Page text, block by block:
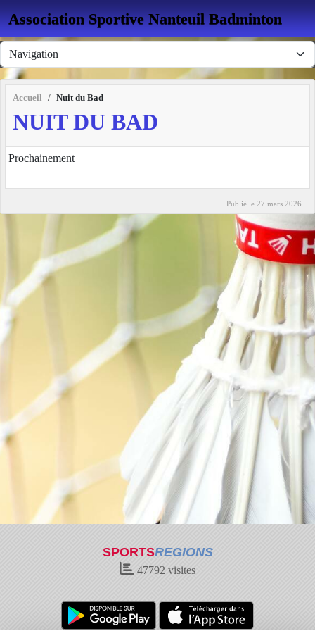
Association Sportive Nanteuil Badminton
Accueil Nuit du Bad
NUIT DU BAD
Prochainement
Publié le 27 mars 2026
SPORTSREGIONS
47792 visites